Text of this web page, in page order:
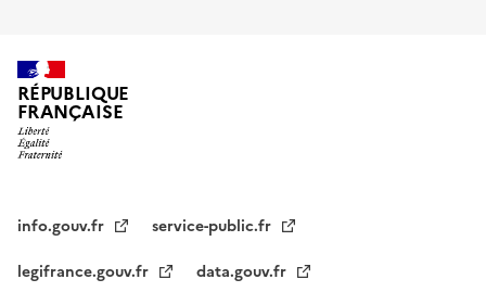
RÉPUBLIQUE
FRANÇAISE
info.gouv.fr
service-public.fr
legifrance.gouv.fr
data.gouv.fr